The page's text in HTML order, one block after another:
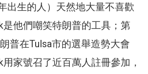
出生的人）天然地大量不喜歡
他們嘲笑特朗普的工具；第
普在Tulsa市的選舉造勢大會
家號召了近百萬人註冊參加，